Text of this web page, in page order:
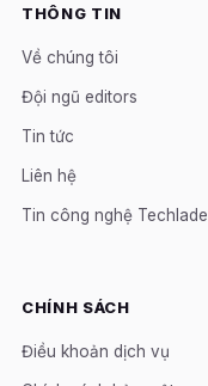
THÔNG TIN
Về chúng tôi
Đội ngũ editors
Tin tức
Liên hệ
Tin công nghệ Techlade
CHÍNH SÁCH
Điều khoản dịch vụ